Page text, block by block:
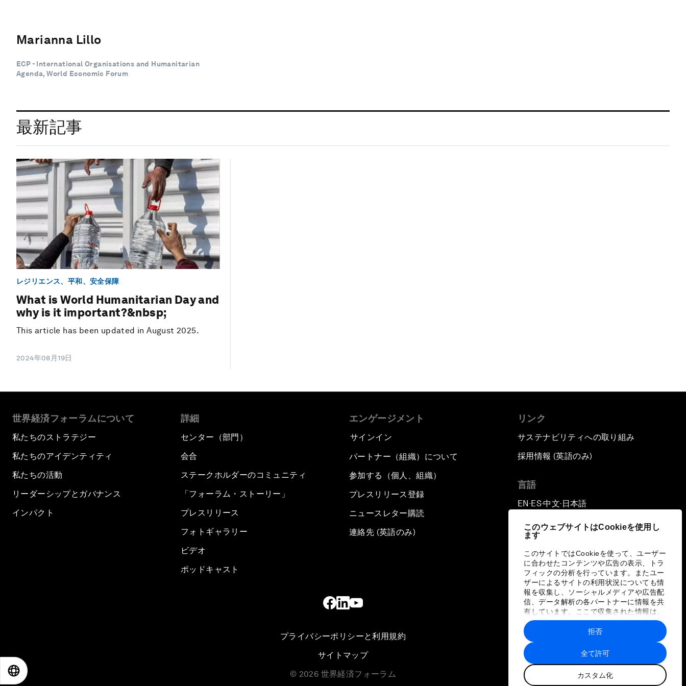
このウェブサイトはCookieを使用し
ます
このサイトではCookieを使って、ユーザー
に合わせたコンテンツや広告の表示、トラ
フィックの分析を行っています。またユー
ザーによるサイトの利用状況についても情
報を収集し、ソーシャルメディアや広告配
信、データ解析の各パートナーに情報を共
有しています。ここで収集された情報は、
ユーザーが各パートナーに提供した他の情
報や各パートナーのサービスを使用した際
に収集された情報と組み合わされ、各パー
トナーによって使用されることがありま
す。
全て許可
カスタム化
拒否
Marianna Lillo
ECP - International Organisations and Humanitarian
Agenda, World Economic Forum
最新記事
レジリエンス、平和、安全保障
What is World Humanitarian Day and
why is it important?&nbsp;
This article has been updated in August 2025.
2024年08月19日
世界経済フォーラムについて
私たちのストラテジー
私たちのアイデンティティ
私たちの活動
リーダーシップとガバナンス
インパクト
詳細
センター（部門）
会合
ステークホルダーのコミュニティ
「フォーラム・ストーリー」
プレスリリース
フォトギャラリー
ビデオ
ポッドキャスト
エンゲージメント
サインイン
パートナー（組織）について
参加する（個人、組織）
プレスリリース登録
ニュースレター購読
連絡先 (英語のみ)
リンク
サステナビリティへの取り組み
採用情報 (英語のみ)
言語
EN ▪ ES▪中文▪ 日本語
プライバシーポリシーと利用規約
サイトマップ
© 2026 世界経済フォーラム